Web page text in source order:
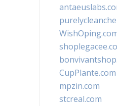
CupPlante.com
mpzin.com
stcreal.com